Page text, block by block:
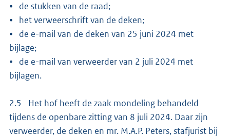
⦁ de stukken van de raad;
⦁ het verweerschrift van de deken;
⦁ de e-mail van de deken van 25 juni 2024 met
bijlage;
⦁ de e-mail van verweerder van 2 juli 2024 met
bijlagen.
2.5 Het hof heeft de zaak mondeling behandeld
tijdens de openbare zitting van 8 juli 2024. Daar zijn
verweerder, de deken en mr. M.A.P. Peters, stafjurist bij